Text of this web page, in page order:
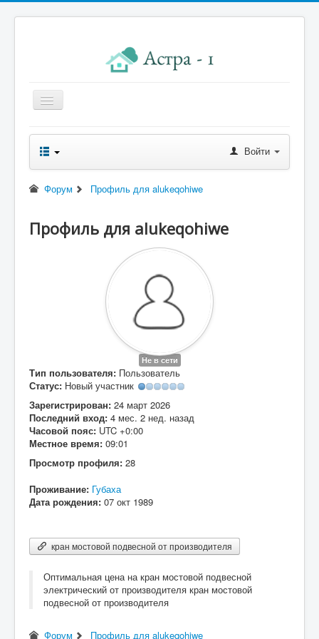
Главная
Новости правления
Начисления к оплате
Реквизиты
Войти
Форум Профиль для alukeqohiwe
Профиль для alukeqohiwe
Не в сети
Тип пользователя: Пользователь
Статус: Новый участник
Зарегистрирован: 24 март 2026
Последний вход: 4 мес. 2 нед. назад
Часовой пояс: UTC +0:00
Местное время: 09:01
Просмотр профиля: 28
Проживание: Губаха
Дата рождения: 07 окт 1989
кран мостовой подвесной от производителя
Оптимальная цена на кран мостовой подвесной
электрический от производителя кран мостовой
подвесной от производителя
Форум Профиль для alukeqohiwe